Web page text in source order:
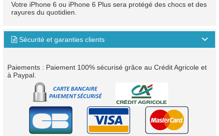
Votre iPhone 6 ou iPhone 6 Plus sera protégé des chocs et des
rayures du quotidien.
Sécurité et garanties clients
Paiements : Paiement 100% sécurisé grâce au Crédit Agricole et
à Paypal.